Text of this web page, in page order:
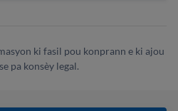
ki fasil pou konprann e ki ajou
pa konsèy legal.